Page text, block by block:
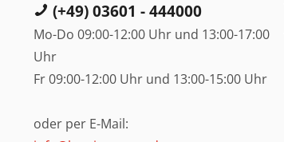
(+49) 03601 - 444000
Mo-Do 09:00-12:00 Uhr und 13:00-17:00
Uhr
Fr 09:00-12:00 Uhr und 13:00-15:00 Uhr
oder per E-Mail: